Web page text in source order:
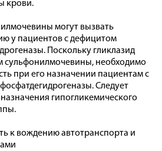
крови.
могут вызвать
у пациентов с дефицитом
Поскольку гликлазид
сульфонилмочевины, необходимо
при его назначении пациентам с
Следует
гипогликемического
к вождению автотранспорта и